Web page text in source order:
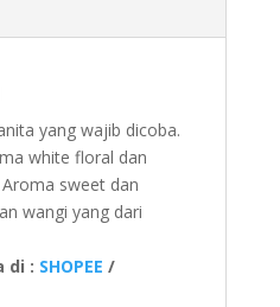
yang wajib dicoba.
white floral dan
sweet dan
wangi yang dari
di : SHOPEE /